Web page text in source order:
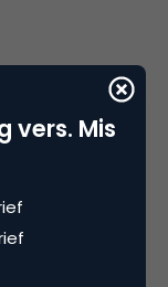
webshops
vers. Mis